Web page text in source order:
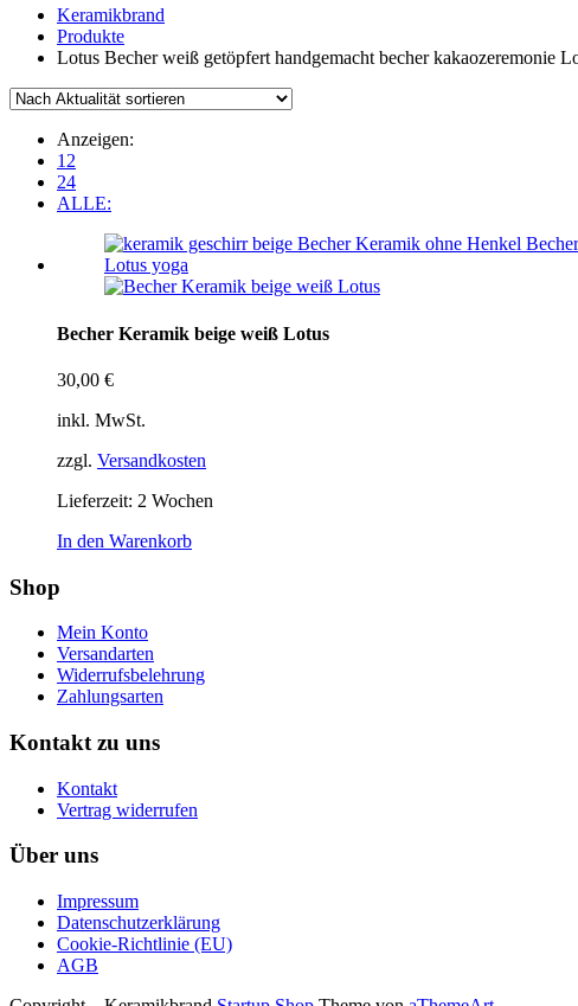
Keramikbrand
Produkte
Lotus Becher weiß getöpfert handgemacht becher kakaozeremonie
Anzeigen:
12
24
ALLE:
Becher Keramik beige weiß Lotus
30,00 €
inkl. MwSt.
zzgl. Versandkosten
Lieferzeit: 2 Wochen
In den Warenkorb
Shop
Mein Konto
Versandarten
Widerrufsbelehrung
Zahlungsarten
Kontakt zu uns
Kontakt
Vertrag widerrufen
Über uns
Impressum
Datenschutzerklärung
Cookie-Richtlinie (EU)
AGB